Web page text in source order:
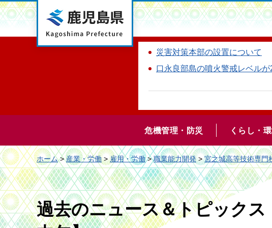
鹿児島県
災害対策本部の設置について
口永良部島の噴火警戒レベル
危機管理・防災 くらし・
ホーム>産業・労働>雇用・労働>職業能力開発>宮之城高等技術専門
過去のニュース＆トピックス